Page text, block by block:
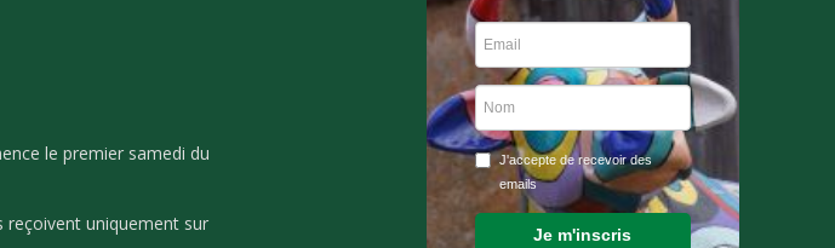
le premier samedi du
reçoivent uniquement sur
J'accepte de recevoir des
emails
Je m'inscris